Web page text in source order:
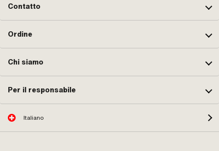
Contatto
Ordine
Chi siamo
Per il responsabile
Italiano